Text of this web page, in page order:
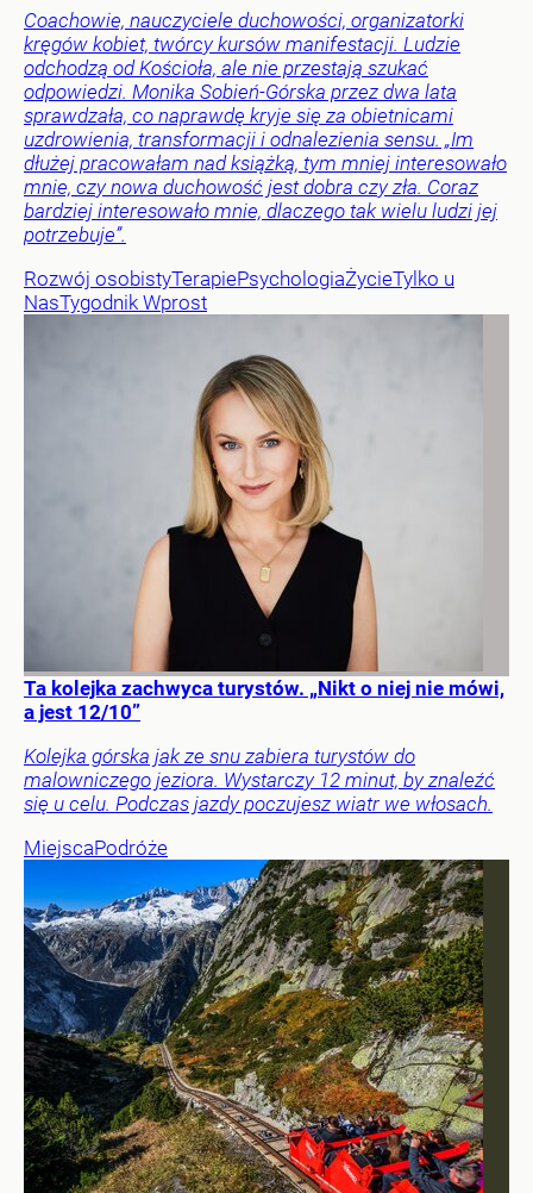
Coachowie, nauczyciele duchowości, organizatorki
kręgów kobiet, twórcy kursów manifestacji. Ludzie
odchodzą od Kościoła, ale nie przestają szukać
odpowiedzi. Monika Sobień-Górska przez dwa lata
sprawdzała, co naprawdę kryje się za obietnicami
uzdrowienia, transformacji i odnalezienia sensu. „Im
dłużej pracowałam nad książką, tym mniej interesowało
mnie, czy nowa duchowość jest dobra czy zła. Coraz
bardziej interesowało mnie, dlaczego tak wielu ludzi jej
potrzebuje”.
Rozwój osobistyTerapiePsychologiaŻycieTylko u
NasTygodnik Wprost
Ta kolejka zachwyca turystów. „Nikt o niej nie mówi,
a jest 12/10”
Kolejka górska jak ze snu zabiera turystów do
malowniczego jeziora. Wystarczy 12 minut, by znaleźć
się u celu. Podczas jazdy poczujesz wiatr we włosach.
MiejscaPodróże